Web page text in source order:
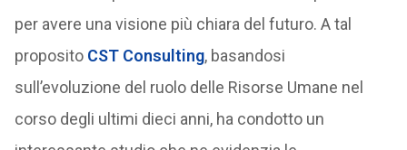
per avere una visione più chiara del futuro. A tal
proposito CST Consulting, basandosi
sull’evoluzione del ruolo delle Risorse Umane nel
corso degli ultimi dieci anni, ha condotto un